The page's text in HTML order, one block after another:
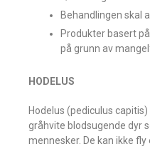
Behandlingen skal
Produkter basert
på grunn av
HODELUS
Hodelus (pediculus
gråhvite blodsugende dyr
mennesker. De kan ikke